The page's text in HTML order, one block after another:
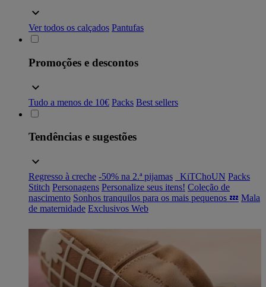
Ver todos os calçados Pantufas
Promoções e descontos
Tudo a menos de 10€ Packs Best sellers
Tendências e sugestões
Regresso à creche -50% na 2.ª pijamas _KiTChoUN Packs
Stitch Personagens Personalize seus itens! Coleção de
nascimento Sonhos tranquilos para os mais pequenos 💤 Mala
de maternidade Exclusivos Web